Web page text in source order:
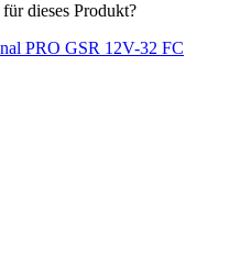
dieses Produkt?
PRO GSR 12V-32 FC